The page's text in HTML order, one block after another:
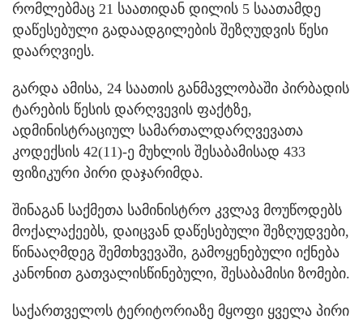
რომლებმაც 21 საათიდან დილის 5 საათამდე
დაწესებული გადაადგილების შეზღუდვის წესი
დაარღვიეს.
გარდა ამისა, 24 საათის განმავლობაში პირბადის
ტარების წესის დარღვევის ფაქტზე,
ადმინისტრაციულ სამართალდარღვევათა
კოდექსის 42(11)-ე მუხლის შესაბამისად 433
ფიზიკური პირი დაჯარიმდა.
შინაგან საქმეთა სამინისტრო კვლავ მოუწოდებს
მოქალაქეებს, დაიცვან დაწესებული შეზღუდვები,
წინააღმდეგ შემთხვევაში, გამოყენებული იქნება
კანონით გათვალისწინებული, შესაბამისი ზომები.
საქართველოს ტერიტორიაზე მყოფი ყველა პირი